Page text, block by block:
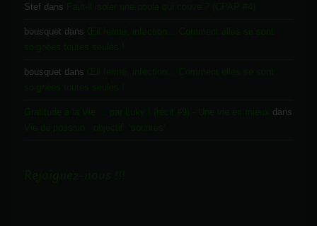
Stef dans
bousquet dans
bousquet dans
dans